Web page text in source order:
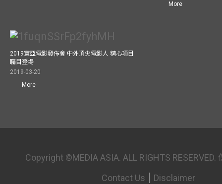
More
2019寰亞電影發佈會 中外頂尖電影人 精心項目
矚目登場
2019-03-20
More
Copyright ©MEDIA ASIA. ALL RIGHTS
Contact Us
Disclaimer